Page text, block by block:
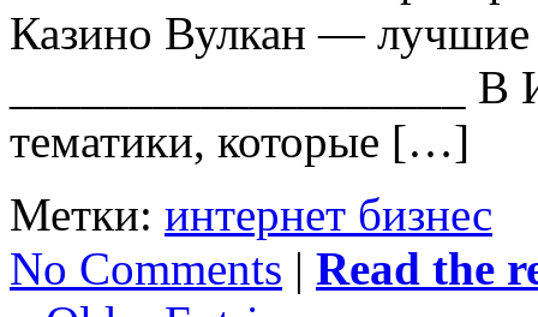
Казино Вулкан — лучшие
___________________ В
тематики, которые […]
Метки: интернет бизнес
No Comments | Read the